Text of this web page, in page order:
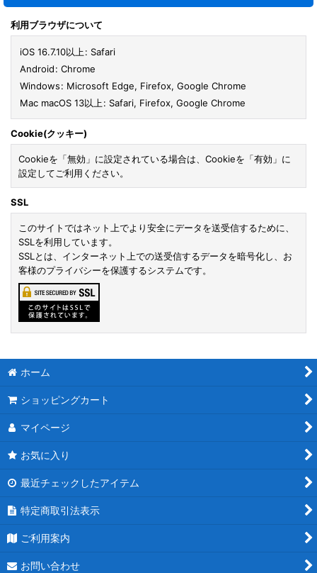
利用ブラウザについて
iOS 16.7.10以上: Safari
Android: Chrome
Windows: Microsoft Edge, Firefox, Google Chrome
Mac macOS 13以上: Safari, Firefox, Google Chrome
Cookie(クッキー)
Cookieを「無効」に設定されている場合は、Cookieを「有効」に
設定してご利用ください。
SSL
このサイトではネット上でより安全にデータを送受信するために、
SSLを利用しています。
SSLとは、インターネット上での送受信するデータを暗号化し、お
客様のプライバシーを保護するシステムです。
ホーム
ショッピングカート
マイページ
お気に入り
最近チェックしたアイテム
特定商取引法表示
ご利用案内
お問い合わせ